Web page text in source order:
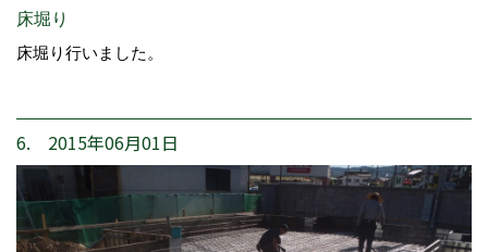
床堀り
床堀り行いました。
6. 2015年06月01日